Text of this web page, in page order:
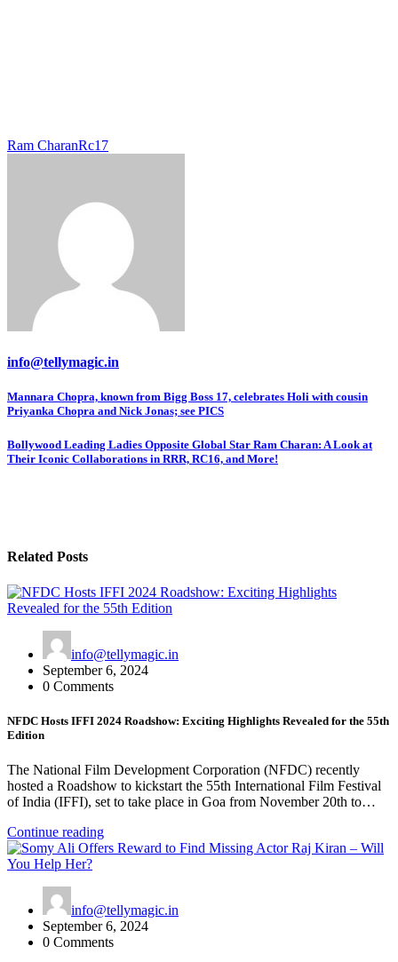
Ram CharanRc17
info@tellymagic.in
Post
navigation
Mannara Chopra, known from Bigg Boss 17, celebrates Holi with cousin
Priyanka Chopra and Nick Jonas; see PICS
Bollywood Leading Ladies Opposite Global Star Ram Charan: A Look at
Their Iconic Collaborations in RRR, RC16, and More!
Related Posts
info@tellymagic.in
September 6, 2024
0 Comments
NFDC Hosts IFFI 2024 Roadshow: Exciting Highlights Revealed for the 55th
Edition
The National Film Development Corporation (NFDC) recently
hosted a Roadshow to kickstart the 55th International Film Festival
of India (IFFI), set to take place in Goa from November 20th to…
Continue reading
info@tellymagic.in
September 6, 2024
0 Comments